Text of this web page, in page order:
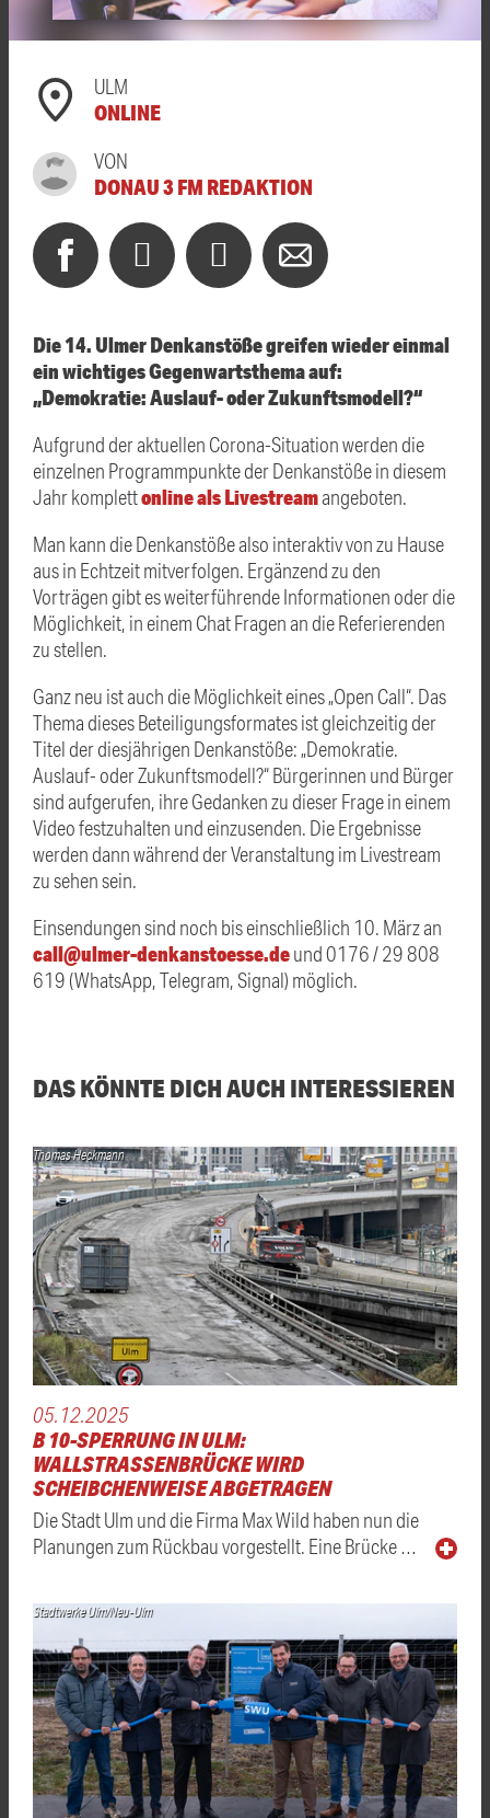
ULM
ONLINE
VON
DONAU 3 FM REDAKTION
Die 14. Ulmer Denkanstöße greifen wieder einmal
ein wichtiges Gegenwartsthema auf:
„Demokratie: Auslauf- oder Zukunftsmodell?“
Aufgrund der aktuellen Corona-Situation werden die
einzelnen Programmpunkte der Denkanstöße in diesem
Jahr komplettonline als Livestreamangeboten.
Man kann die Denkanstöße also interaktiv von zu Hause
aus in Echtzeit mitverfolgen. Ergänzend zu den
Vorträgen gibt es weiterführende Informationen oder die
Möglichkeit, in einem Chat Fragen an die Referierenden
zu stellen.
Ganz neu ist auch die Möglichkeit eines „Open Call“. Das
Thema dieses Beteiligungsformates ist gleichzeitig der
Titel der diesjährigen Denkanstöße: „Demokratie.
Auslauf- oder Zukunftsmodell?“ Bürgerinnen und Bürger
sind aufgerufen, ihre Gedanken zu dieser Frage in einem
Video festzuhalten und einzusenden. Die Ergebnisse
werden dann während der Veranstaltung im Livestream
zu sehen sein.
Einsendungen sind noch bis einschließlich 10. März an
call@ulmer-denkanstoesse.deund 0176 / 29 808
619 (WhatsApp, Telegram, Signal) möglich.
DAS KÖNNTE DICH AUCH INTERESSIEREN
Thomas Heckmann
05.12.2025
B 10-SPERRUNG IN ULM:
WALLSTRASSENBRÜCKE WIRD S
CHEIBCHENWEISE ABGETRAGEN
Die Stadt Ulm und die Firma Max Wild haben nun die
Planungen zum Rückbau vorgestellt. Eine Brücke …
Stadtwerke Ulm/Neu-Ulm